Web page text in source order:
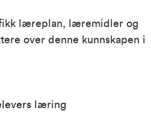
læreplan, læremidler og
over denne kunnskapen i
læring